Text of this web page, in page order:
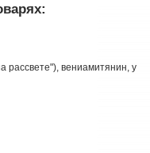
вениамитянин, у